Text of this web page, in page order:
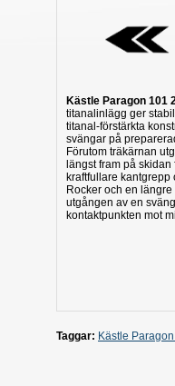
Kästle Paragon 101
titanalinlägg ger
titanal-förstärkta
svängar på
Förutom träkärnan
längst fram på
kraftfullare kantgrepp
Rocker och en
utgången av en
kontaktpunkten mot
Taggar: Kästle